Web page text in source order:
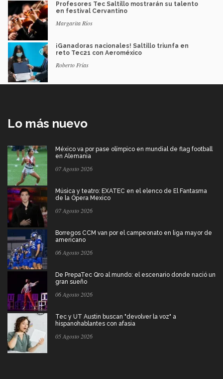
Profesores Tec Saltillo mostrarán su talento
en festival Cervantino
Margarita Ríos
¡Ganadoras nacionales! Saltillo triunfa en
reto Tec21 con Aeroméxico
Roberto Frías
Lo más nuevo
México va por pase olímpico en mundial de flag football
en Alemania
07 Agosto 2026
Música y teatro: EXATEC en el elenco de El Fantasma
de la Ópera Mexico
07 Agosto 2026
Borregos CCM van por el campeonato en liga mayor de
americano
06 Agosto 2026
De PrepaTec Qro al mundo: el escenario donde nació un
gran sueño
06 Agosto 2026
Tec y UT Austin buscan "devolver la voz" a
hispanohablantes con afasia
05 Agosto 2026